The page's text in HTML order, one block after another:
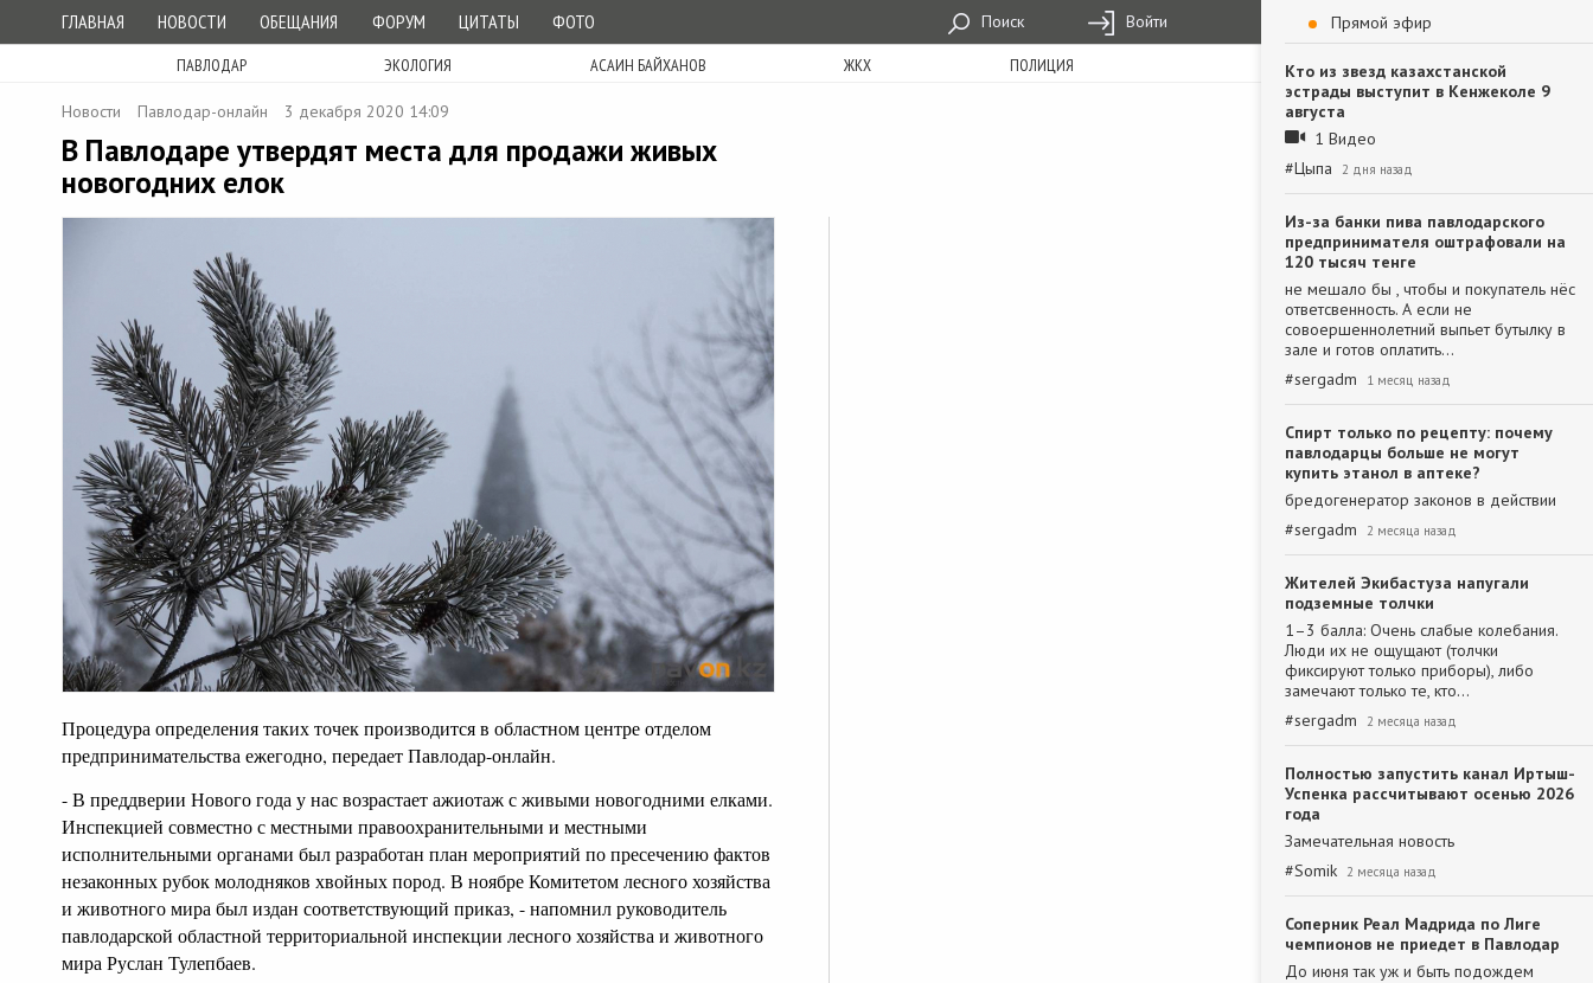
ГЛАВНАЯ НОВОСТИ ОБЕЩАНИЯ ФОРУМ ЦИТАТЫ ФОТО Поиск Войти
ПАВЛОДАР ЭКОЛОГИЯ АСАИН БАЙХАНОВ ЖКХ ПОЛИЦИЯ
Новости Павлодар-онлайн 3 декабря 2020 14:09
В Павлодаре утвердят места для продажи живых
новогодних елок
Процедура определения таких точек производится в областном центре отделом
предпринимательства ежегодно, передает Павлодар-онлайн.
- В преддверии Нового года у нас возрастает ажиотаж с живыми новогодними елками.
Инспекцией совместно с местными правоохранительными и местными
исполнительными органами был разработан план мероприятий по пресечению фактов
незаконных рубок молодняков хвойных пород. В ноябре Комитетом лесного хозяйства
и животного мира был издан соответствующий приказ, - напомнил руководитель
павлодарской областной территориальной инспекции лесного хозяйства и животного
мира Руслан Тулепбаев.
Прямой эфир
Кто из звезд казахстанской
эстрады выступит в Кенжеколе 9
августа
1 Видео
#Цыпа 2 дня назад
Из-за банки пива павлодарского
предпринимателя оштрафовали на
120 тысяч тенге
не мешало бы , чтобы и покупатель нёс
ответсвенность. А если не
совоершеннолетний выпьет бутылку в
зале и готов оплатить…
#sergadm 1 месяц назад
Спирт только по рецепту: почему
павлодарцы больше не могут
купить этанол в аптеке?
бредогенератор законов в действии
#sergadm 2 месяца назад
Жителей Экибастуза напугали
подземные толчки
1–3 балла: Очень слабые колебания.
Люди их не ощущают (толчки
фиксируют только приборы), либо
замечают только те, кто…
#sergadm 2 месяца назад
Полностью запустить канал Иртыш-
Успенка рассчитывают осенью 2026
года
Замечательная новость
#Somik 2 месяца назад
Соперник Реал Мадрида по Лиге
чемпионов не приедет в Павлодар
До июня так уж и быть подождем